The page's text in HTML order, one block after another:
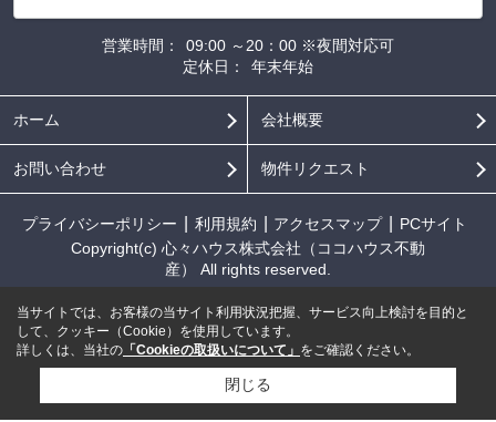
営業時間：
09:00 ～20：00 ※夜間対応可
定休日：
年末年始
ホーム 会社概要
お問い合わせ 物件リクエスト
プライバシーポリシー 利用規約 アクセスマップ
PCサイト
Copyright(c) 心々ハウス株式会社（ココハウス不動
産） All rights reserved.
当サイトでは、お客様の当サイト利用状況把握、サービス向上検討を目的と
して、クッキー（Cookie）を使用しています。
詳しくは、当社の 「Cookieの取扱いについて」 をご確認ください。
閉じる